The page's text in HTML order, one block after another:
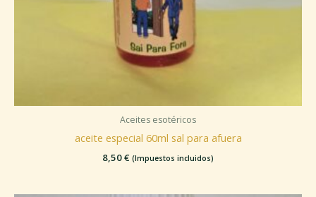
Aceites esotéricos
aceite especial 60ml sal para afuera
8,50€ (Impuestos incluidos)